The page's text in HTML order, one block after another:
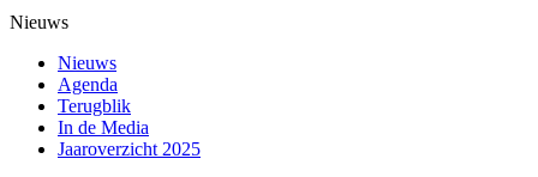
Nieuws
Nieuws
Agenda
Terugblik
In de Media
Jaaroverzicht 2025